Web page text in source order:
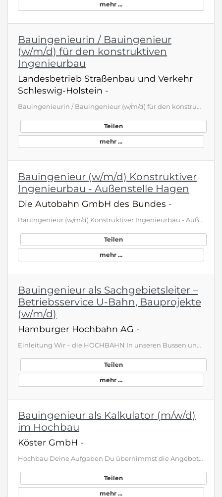
mehr ...
Bauingenieurin / Bauingenieur
(w/m/d) für den konstruktiven
Ingenieurbau
Landesbetrieb Straßenbau und Verkehr
Schleswig-Holstein -
Bauingenieurin / Bauingenieur (w/m/d) für den konstruktiven Ingenieurbau Landesbetrieb Straßenbau und Verkehr Schleswig-Holstein Kiel, Deutschland Bauwesen und Bergbau | Festanstellung Öffentliche Stellenausschreibung für Beschäftigte des Landes Schleswig-Holstein und externe Bewerberinnen und Bewerber. Im Landesbetrieb Straßenbau und Verkehr Schleswig-Holstein sind zum nächstmöglichen Zeitpunkt an den Standorten Kiel, Flensburg, Rendsburg, Itzehoe und Lübeck Stellen als Bauingenieurin / Baui…
Teilen
mehr ...
Bauingenieur (w/m/d) Konstruktiver
Ingenieurbau - Außenstelle Hagen
Die Autobahn GmbH des Bundes -
Bauingenieur (w/m/d) Konstruktiver Ingenieurbau - Außenstelle Hagen Standort(e) 58097 Hagen Unternehmen Niederlassung Westfalen Entgeltgruppe E12 Fachbereich Ingenieurwesen Erfahrungsniveau Berufserfahrene Vertrag Unbefristet Gemeinsam. Sicher. Mobil. Eine funktionierende Autobahninfrastruktur ist der Garant dafür, dass Deutschland mobil ist. Damit das so bleibt, brauchen wir Ihre Expertise als Ingenieurin oder Ingenieur. Tausende Brücken, hunderte Tunnel und unzählige Nebenanlagen müssen regel…
Teilen
mehr ...
Bauingenieur als Sachgebietsleiter –
Betriebsservice U-Bahn, Bauprojekte
(w/m/d)
Hamburger Hochbahn AG -
Einleitung Wir – die HOCHBAHN In unseren Bussen und Bahnen bringen wir jeden Tag über eine Million Menschen an ihr Ziel. Und wir bewegen noch mehr: für Hamburg, für die Zukunft und für alle, die bei uns arbeiten. Bauingenieur als Sachgebietsleiter – Betriebsservice U-Bahn, Bauprojekte (w/m/d) Du – deine Rolle bei uns Du willst Verantwortung übernehmen und den U-Bahn-Betrieb der HOCHBAHN aktiv mitgestalten? In dieser Position im U-Bahn-Bereich trägst du gemeinsam mit deinem Team dazu bei, optima…
Teilen
mehr ...
Bauingenieur als Kalkulator (m/w/d)
im Hochbau
Köster GmbH -
Hochbau Deine Aufgaben Du übernimmst die Angebotsbearbeitung und Kalkulation von Rohbau und/oder Schlüsselfertigbauprojekten unter Einbeziehung interner und externer Fachleute mithilfe von CAD-Programmen (Revit) sowie die BIM-Modellierung und das Erstellen dreidimensionale Kalkulationsmodelle Du erarbeitest Sondervorschläge und Alternativen zum Zwecke der technischen und wirtschaftlichen Optimierung Du stellst Preisanfragen bei unseren Nachunternehmern sowie Lieferanten und unterstützt bei Verg…
Teilen
mehr ...